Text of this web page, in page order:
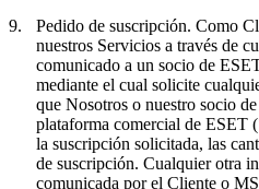
9.
Pedido de suscripción. Como
nuestros Servicios a través de
comunicado a un socio de
mediante el cual solicite
que Nosotros o nuestro socio
plataforma comercial de ESET
la suscripción solicitada, las
de suscripción. Cualquier otra
comunicada por el Cliente o